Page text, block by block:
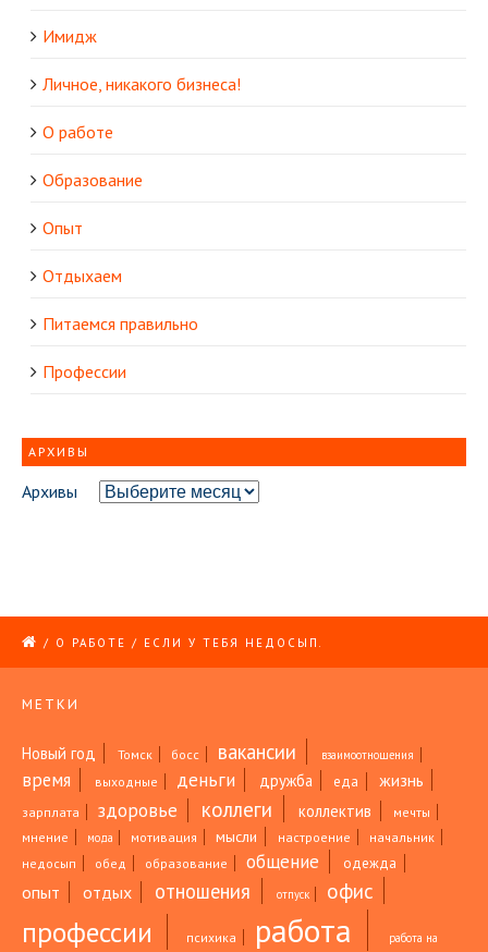
Имидж
Личное, никакого бизнеса!
О работе
Образование
Опыт
Отдыхаем
Питаемся правильно
Профессии
АРХИВЫ
Архивы
/ О РАБОТЕ / ЕСЛИ У ТЕБЯ НЕДОСЫП.
МЕТКИ
Новый год Томск босс вакансии взаимоотношения
время выходные деньги дружба еда жизнь
зарплата здоровье коллеги коллектив
мечты
мнение
мода мотивация мысли настроение
начальник
недосып
обед образование общение одежда
опыт отдых отношения отпуск офис
профессии психика работа работа на